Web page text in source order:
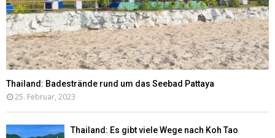
Thailand: Badestrände rund um das Seebad Pattaya
25. Februar, 2023
Thailand: Es gibt viele Wege nach Koh Tao